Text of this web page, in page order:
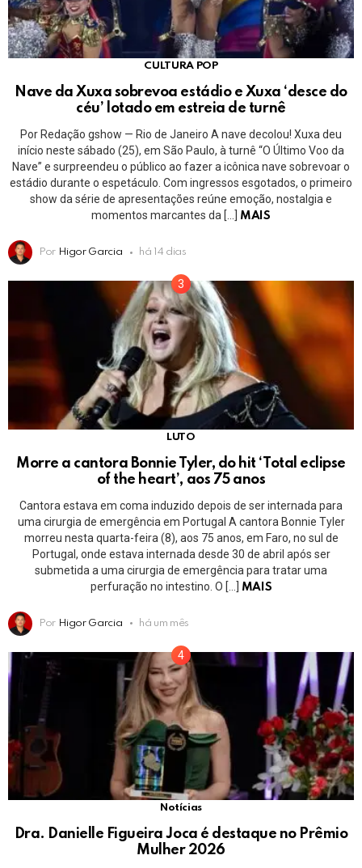
CULTURA POP
Nave da Xuxa sobrevoa estádio e Xuxa ‘desce do
céu’ lotado em estreia de turnê
Por Redação gshow — Rio de Janeiro A nave decolou! Xuxa deu
início neste sábado (25), em São Paulo, à turnê “O Último Voo da
Nave” e surpreendeu o público ao fazer a icônica nave sobrevoar o
estádio durante o espetáculo. Com ingressos esgotados, o primeiro
show da série de apresentações reúne emoção, nostalgia e
momentos marcantes da […]
MAIS
Por Higor Garcia há 14 dias
LUTO
Morre a cantora Bonnie Tyler, do hit ‘Total eclipse
of the heart’, aos 75 anos
Cantora estava em coma induzido depois de ser internada para
uma cirurgia de emergência em Portugal A cantora Bonnie Tyler
morreu nesta quarta-feira (8), aos 75 anos, em Faro, no sul de
Portugal, onde estava internada desde 30 de abril após ser
submetida a uma cirurgia de emergência para tratar uma
perfuração no intestino. O […]
MAIS
Por Higor Garcia há um mês
Notícias
Dra. Danielle Figueira Joca é destaque no Prêmio
Mulher 2026